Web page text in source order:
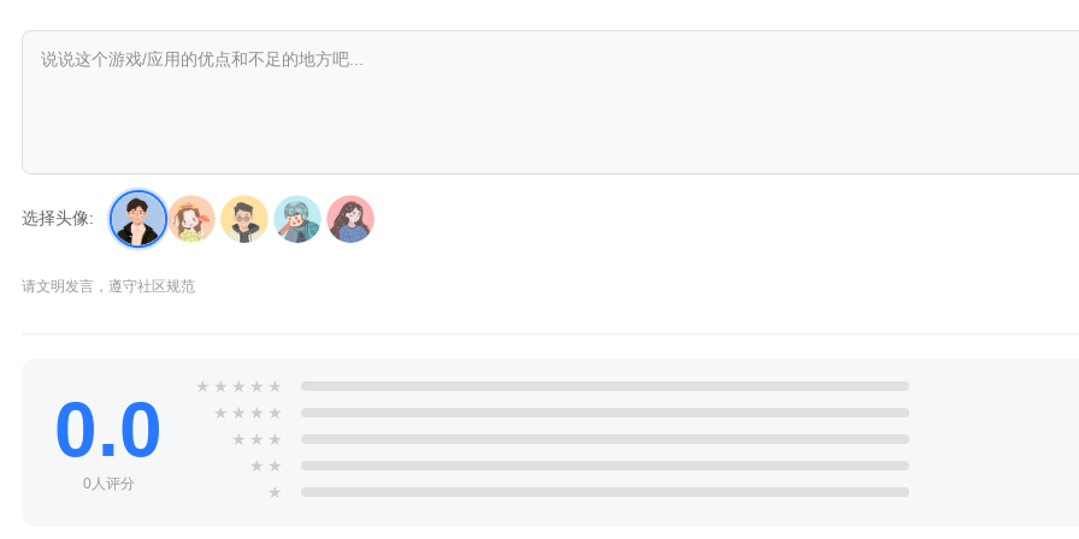
选择头像:
请文明发言，遵守社区规范
0.0
0人评分
★ ★ ★ ★ ★
★ ★ ★ ★
★ ★ ★
★ ★
★